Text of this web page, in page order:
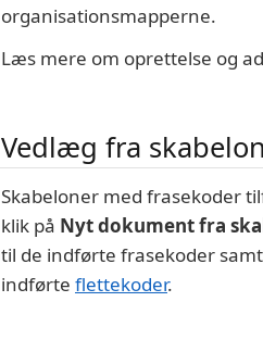
organisationsmapperne.
Læs mere om oprettelse og
Vedlæg fra skabelon
Skabeloner med frasekoder
klik på Nyt dokument fra
til de indførte frasekoder
indførte flettekoder.